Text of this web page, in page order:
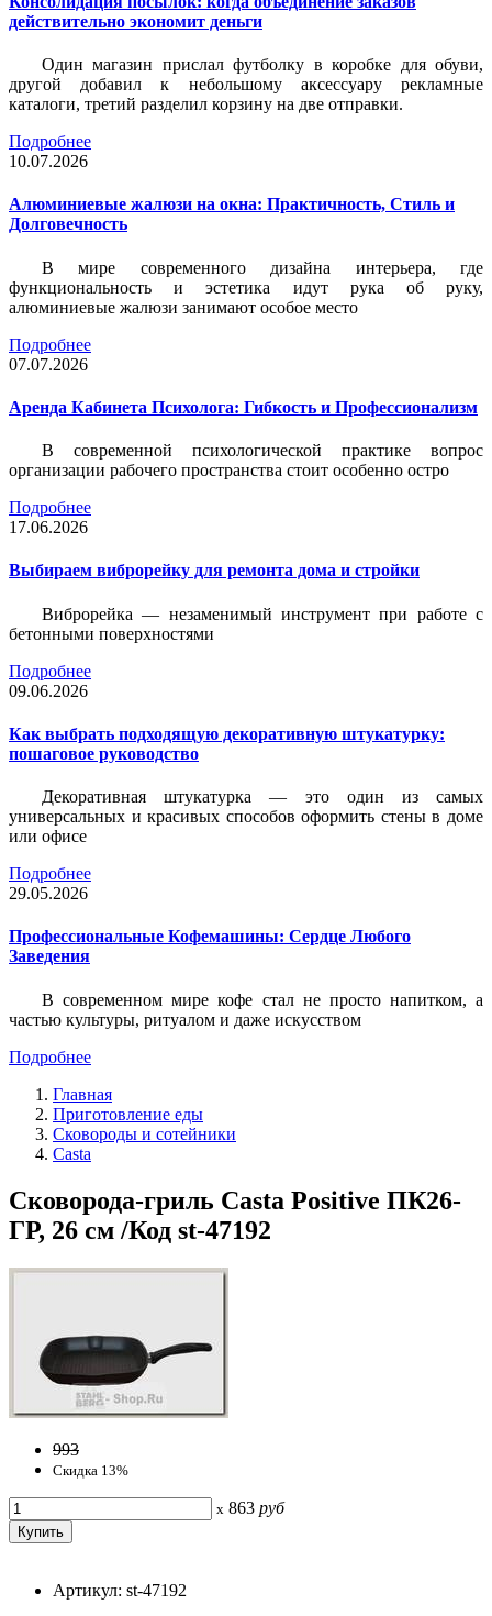
действительно экономит деньги
Один магазин прислал футболку в коробке для обуви,
другой добавил к небольшому аксессуару рекламные
каталоги, третий разделил корзину на две отправки.
Подробнее
10.07.2026
Алюминиевые жалюзи на окна: Практичность, Стиль и
Долговечность
В мире современного дизайна интерьера, где
функциональность и эстетика идут рука об руку,
алюминиевые жалюзи занимают особое место
Подробнее
07.07.2026
Аренда Кабинета Психолога: Гибкость и Профессионализм
В современной психологической практике вопрос
организации рабочего пространства стоит особенно остро
Подробнее
17.06.2026
Выбираем виброрейку для ремонта дома и стройки
Виброрейка — незаменимый инструмент при работе с
бетонными поверхностями
Подробнее
09.06.2026
Как выбрать подходящую декоративную штукатурку:
пошаговое руководство
Декоративная штукатурка — это один из самых
универсальных и красивых способов оформить стены в доме
или офисе
Подробнее
29.05.2026
Профессиональные Кофемашины: Сердце Любого
Заведения
В современном мире кофе стал не просто напитком, а
частью культуры, ритуалом и даже искусством
Подробнее
Главная
Приготовление еды
Сковороды и сотейники
Casta
Сковорода-гриль Casta Positive ПК26-
ГР, 26 см /Код st-47192
993
Скидка 13%
x 863 руб
Артикул: st-47192